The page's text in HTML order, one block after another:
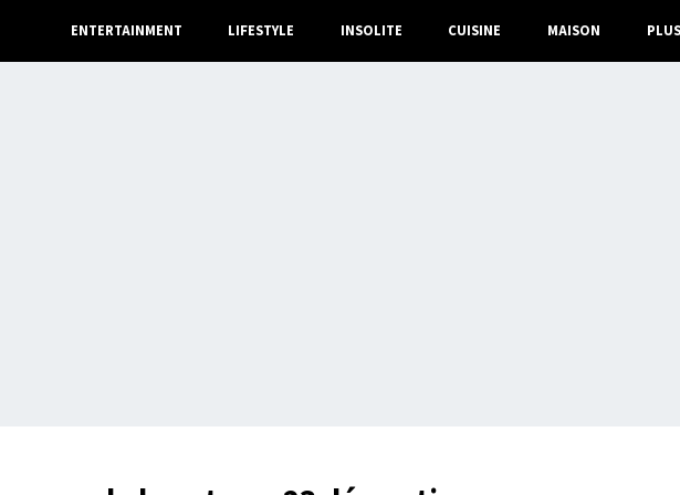
ENTERTAINMENT LIFESTYLE INSOLITE CUISINE MAISON PLUS